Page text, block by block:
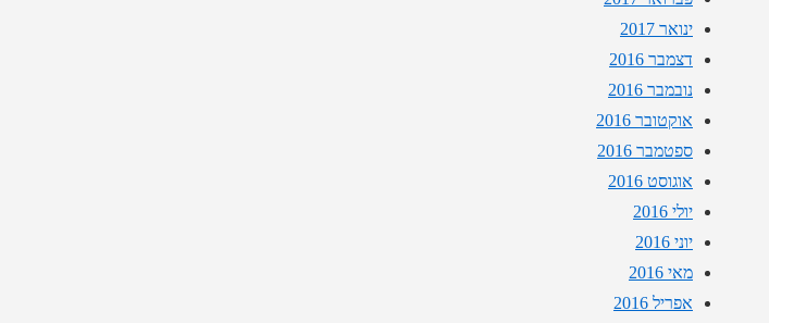
ינואר 2017
דצמבר 2016
נובמבר 2016
אוקטובר 2016
ספטמבר 2016
אוגוסט 2016
יולי 2016
יוני 2016
מאי 2016
אפריל 2016